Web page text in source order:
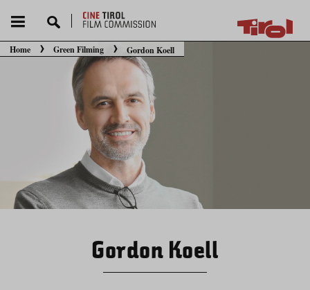
Sie befinden sich hier:
Home Green Filming Gordon Koell
Gordon Koell